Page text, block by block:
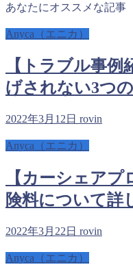
あなたにオススメな記事
Anyca（エニカ）
【トラブル事
げされない3つ
2022年3月12日 rovin
Anyca（エニカ）
【カーシェア
険料について詳
2022年3月22日 rovin
Anyca（エニカ）